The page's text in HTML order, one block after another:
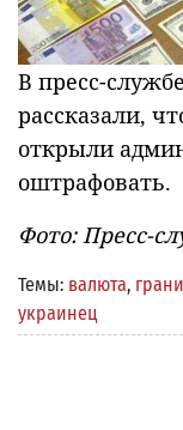
В пресс-
рассказали,
открыли
оштрафовать.
Фото: Пресс-
Темы: валюта,
украинец